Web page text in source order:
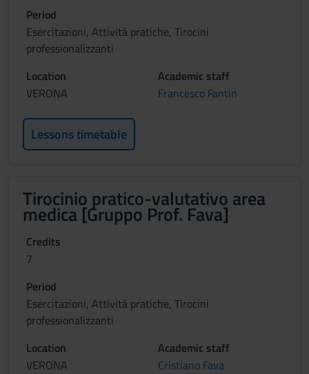
Period
Esercitazioni, Attività pratiche, Tirocini
professionalizzanti
Location
VERONA
Academic staff
Francesco Fantin
Lessons timetable
Tirocinio pratico-valutativo area
medica [Gruppo Prof. Fava]
Credits
7
Period
Esercitazioni, Attività pratiche, Tirocini
professionalizzanti
Location
VERONA
Academic staff
Cristiano Fava